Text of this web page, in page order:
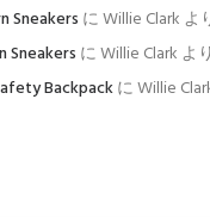
Sneakers にWillie Clark よ
Sneakers にWillie Clark より
BackpackにWillie